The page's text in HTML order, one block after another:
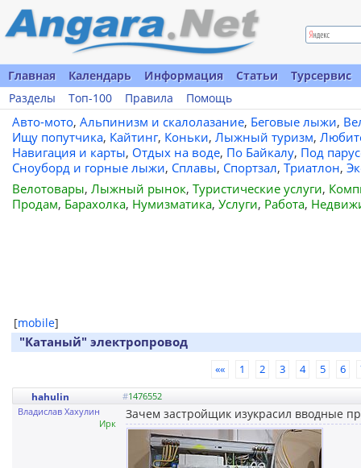
Главная Календарь Информация Статьи
Турсервис
Разделы
Топ-100 Правила Помощь
Авто-мото, Альпинизм и скалолазание, Беговые лыжи,
Ищу попутчика, Кайтинг, Коньки, Лыжный туризм,
Навигация и карты, Отдых на воде, По Байкалу, Под
Сноуборд и горные лыжи, Сплавы, Спортзал, Триатлон,
Велотовары, Лыжный рынок, Туристические услуги,
Продам, Барахолка, Нумизматика, Услуги, Работа,
[mobile]
"Катаный" электропровод
«« 1 2 3 4 5 6
hahulin #1476552
Владислав Хахулин
Ирк
Зачем застройщик изукрасил вводные